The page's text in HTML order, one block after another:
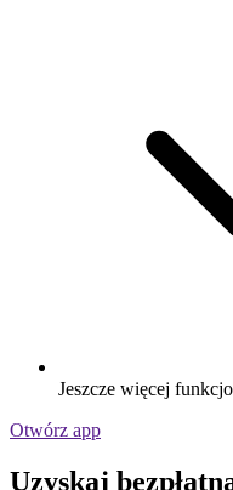
Jeszcze więcej
Otwórz app
Uzyskaj